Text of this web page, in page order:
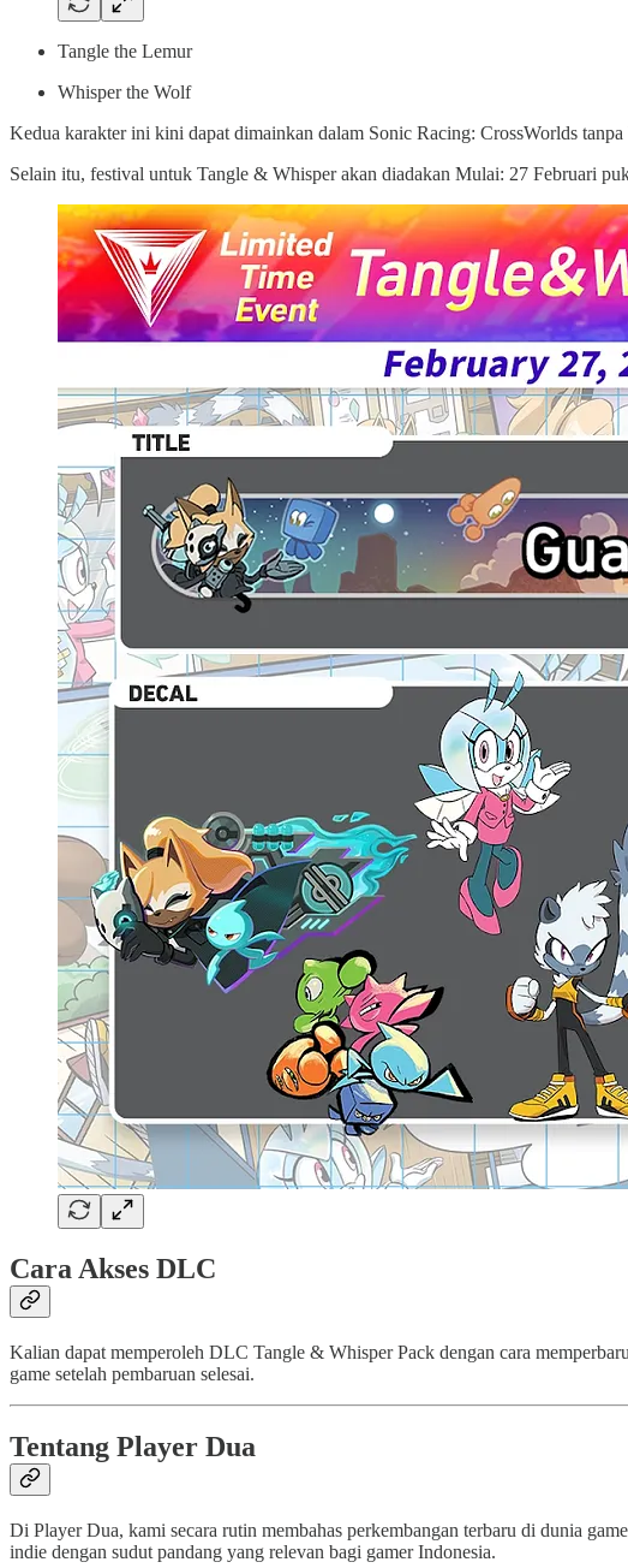
Tangle the Lemur
Whisper the Wolf
Kedua karakter ini kini dapat dimainkan dalam Sonic Racing: CrossWorlds tanpa
Selain itu, festival untuk Tangle & Whisper akan diadakan Mulai: 27 Februari
Cara Akses DLC
Kalian dapat memperoleh DLC Tangle & Whisper Pack dengan cara
game setelah pembaruan selesai.
Tentang Player Dua
Di Player Dua, kami secara rutin membahas perkembangan terbaru di dunia
indie dengan sudut pandang yang relevan bagi gamer Indonesia.